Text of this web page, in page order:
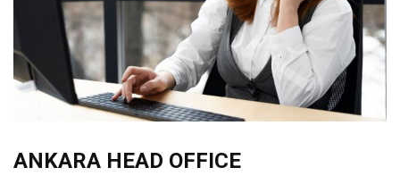
ANKARA HEAD OFFICE